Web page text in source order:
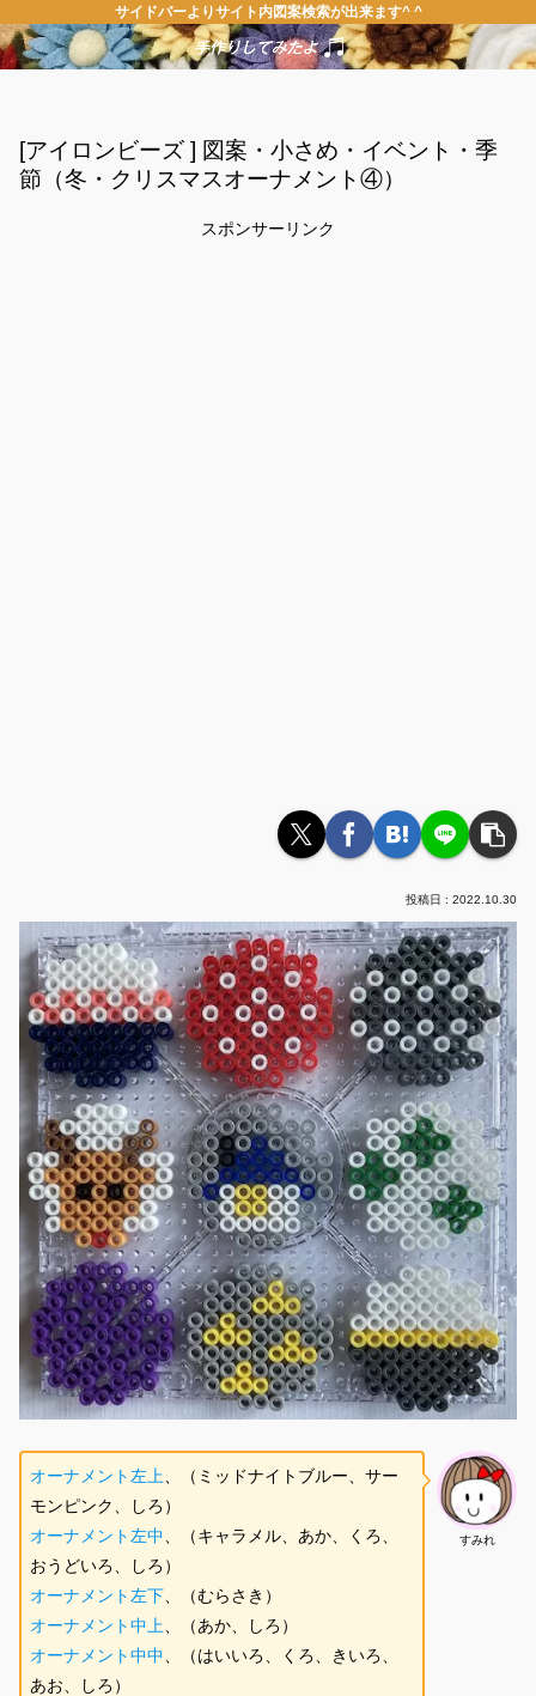
サイドバーよりサイト内図案検索が出来ます^ ^
[アイロンビーズ ] 図案・小さめ・イベント・季
節（冬・クリスマスオーナメント④）
スポンサーリンク
2022.10.30
すみれ
オーナメント左上 、（ミッドナイトブルー、サー
モンピンク、しろ）
オーナメント左中 、（キャラメル、あか、くろ、
おうどいろ、しろ）
オーナメント左下 、（むらさき）
オーナメント中上 、（あか、しろ）
オーナメント中中 、（はいいろ、くろ、きいろ、
あお、しろ）